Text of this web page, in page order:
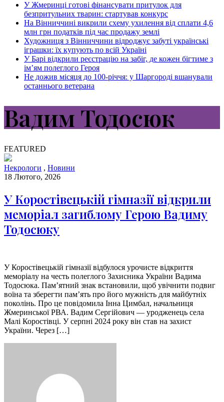
У Жмеринці готові фінансувати притулок для
безпритульних тварин: стартував конкурс
На Вінниччині викрили схему ухилення від сплати 4,6
млн грн податків під час продажу землі
Художниця з Вінниччини відроджує забуті українські
іграшки: їх купують по всій Україні
У Барі відкрили реєстрацію на забіг, де кожен бігтиме з
ім’ям полеглого Героя
Не дожив місяця до 100-річчя: у Шаргороді вшанували
останнього ветерана
Вадим Тодосюк
FEATURED
Некрологи , Новини
18 Лютого, 2026
У Коростівецькій гімназії відкрили
меморіал загиблому Герою Вадиму
Тодосюку
У Коростівецькій гімназії відбулося урочисте відкриття
меморіалу на честь полеглого Захисника України Вадима
Тодосюка. Пам’ятний знак встановили, щоб увічнити подвиг
воїна та зберегти пам’ять про його мужність для майбутніх
поколінь. Про це повідомила Інна Цимбал, начальниця
Жмеринської РВА. Вадим Сергійович — уродженець села
Малі Коростівці. У серпні 2024 року він став на захист
України. Через […]